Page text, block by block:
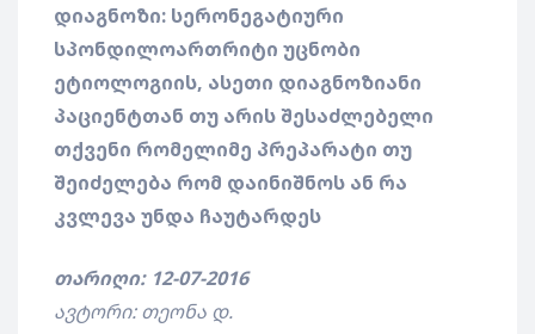
დიაგნოზი: სერონეგატიური
სპონდილოართრიტი უცნობი
ეტიოლოგიის, ასეთი დიაგნოზიანი
პაციენტთან თუ არის შესაძლებელი
თქვენი რომელიმე პრეპარატი თუ
შეიძელება რომ დაინიშნოს ან რა
კვლევა უნდა ჩაუტარდეს
თარიღი: 12-07-2016
ავტორი: თეონა დ.